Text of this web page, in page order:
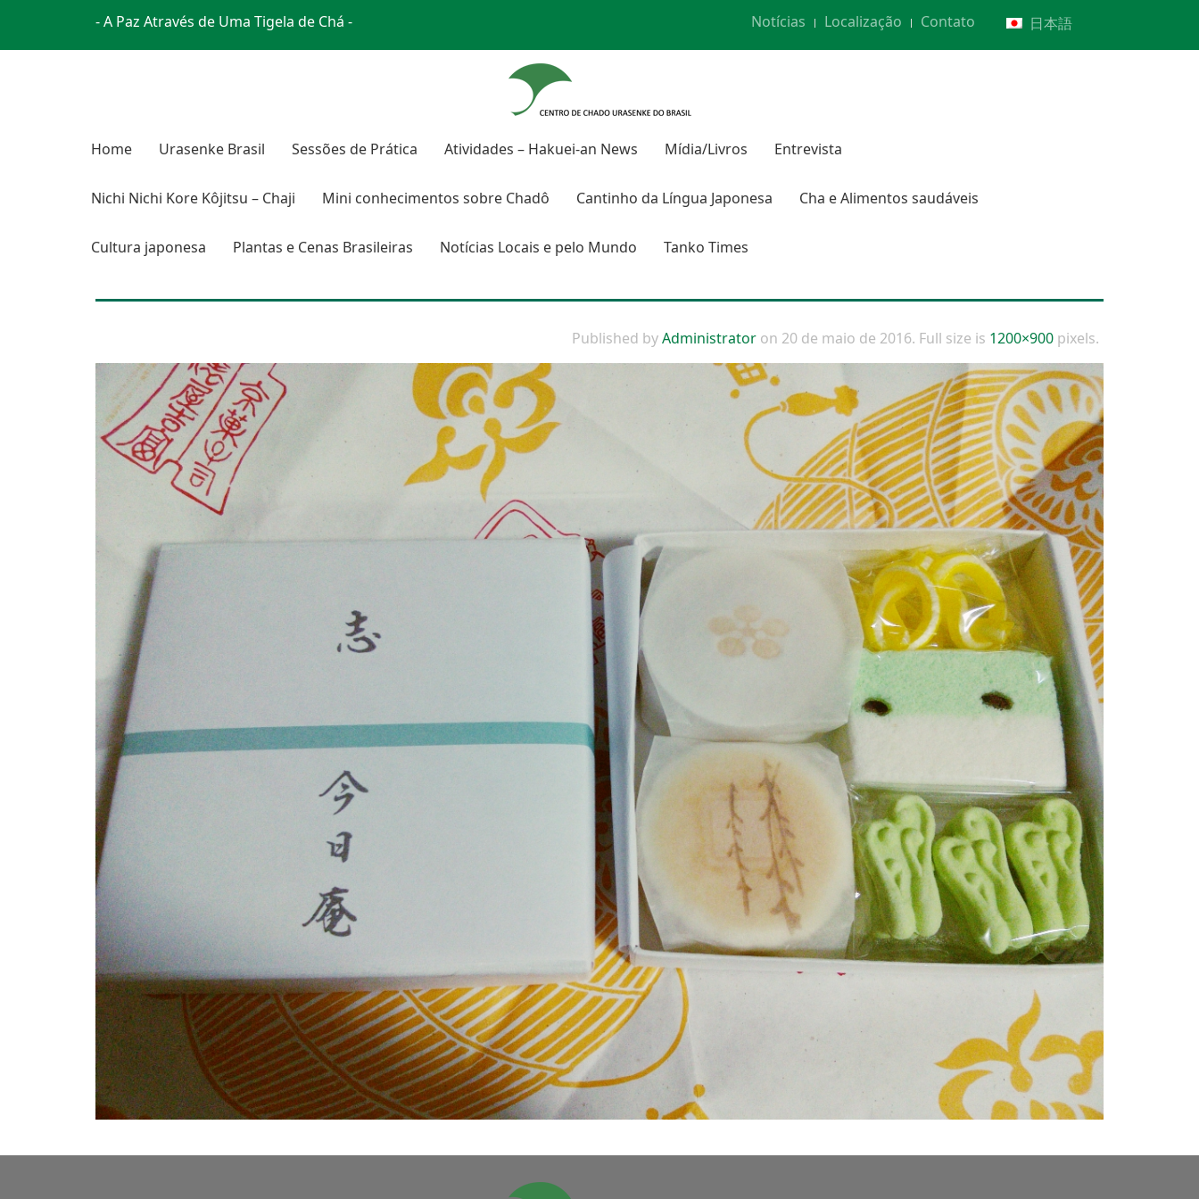
- A Paz Através de Uma Tigela de Chá - Notícias Localização Contato 日本語
Home Urasenke Brasil Sessões de Prática Atividades – Hakuei-an News Mídia/Livros Entrevista
Nichi Nichi Kore Kôjitsu – Chaji Mini conhecimentos sobre Chadô Cantinho da Língua Japonesa Cha e Alimentos saudáveis
Cultura japonesa Plantas e Cenas Brasileiras Notícias Locais e pelo Mundo Tanko Times
Published byAdministrator on 20 de maio de 2016. Full size is 1200×900 pixels.